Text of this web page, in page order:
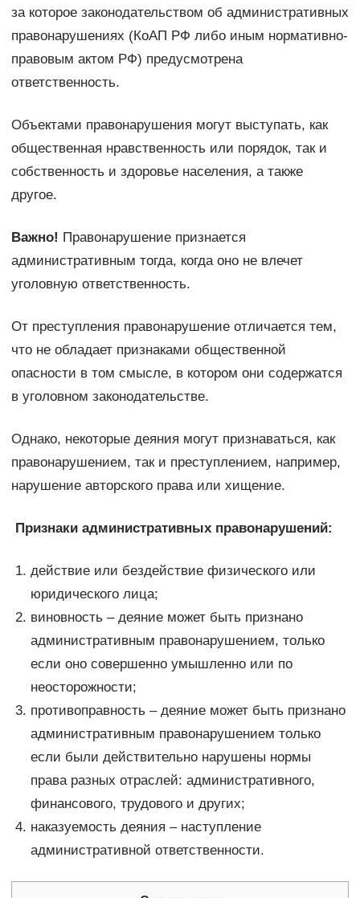
за которое законодательством об административных
правонарушениях (КоАП РФ либо иным нормативно-
правовым актом РФ) предусмотрена
ответственность.
Объектами правонарушения могут выступать, как
общественная нравственность или порядок, так и
собственность и здоровье населения, а также
другое.
Важно! Правонарушение признается
административным тогда, когда оно не влечет
уголовную ответственность.
От преступления правонарушение отличается тем,
что не обладает признаками общественной
опасности в том смысле, в котором они содержатся
в уголовном законодательстве.
Однако, некоторые деяния могут признаваться, как
правонарушением, так и преступлением, например,
нарушение авторского права или хищение.
Признаки административных правонарушений:
действие или бездействие физического или
юридического лица;
виновность – деяние может быть признано
административным правонарушением, только
если оно совершенно умышленно или по
неосторожности;
противоправность – деяние может быть признано
административным правонарушением только
если были действительно нарушены нормы
права разных отраслей: административного,
финансового, трудового и других;
наказуемость деяния – наступление
административной ответственности.